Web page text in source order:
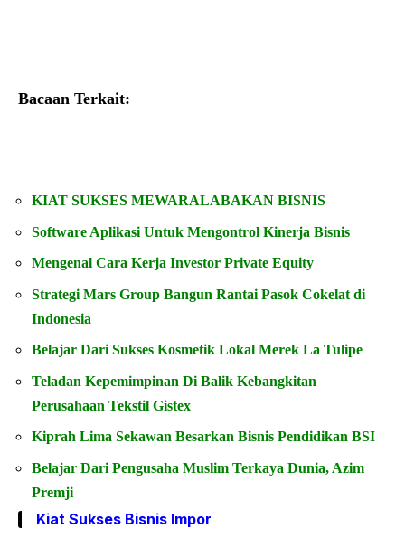
Bacaan Terkait:
KIAT SUKSES MEWARALABAKAN BISNIS
Software Aplikasi Untuk Mengontrol Kinerja Bisnis
Mengenal Cara Kerja Investor Private Equity
Strategi Mars Group Bangun Rantai Pasok Cokelat di
Indonesia
Belajar Dari Sukses Kosmetik Lokal Merek La Tulipe
Teladan Kepemimpinan Di Balik Kebangkitan
Perusahaan Tekstil Gistex
Kiprah Lima Sekawan Besarkan Bisnis Pendidikan BSI
Belajar Dari Pengusaha Muslim Terkaya Dunia, Azim
Premji
Kiat Sukses Bisnis Impor